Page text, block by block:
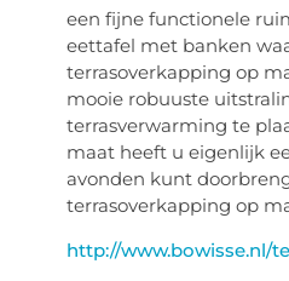
een fijne functionele
eettafel met banken
terrasoverkapping op
mooie robuuste
terrasverwarming te
maat heeft u eigenlijk
avonden kunt
terrasoverkapping op
http://www.bowisse.nl/